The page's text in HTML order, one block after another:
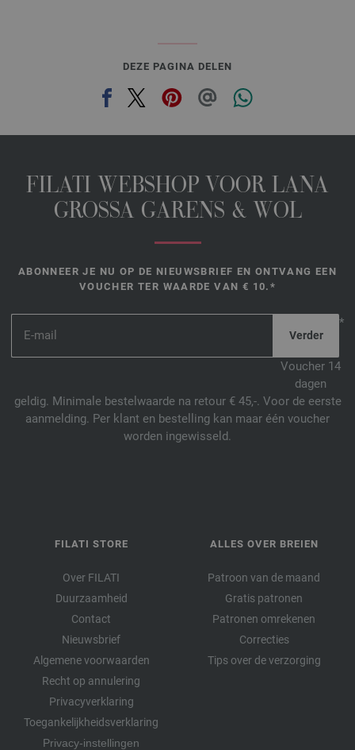
DEZE PAGINA DELEN
FILATI WEBSHOP VOOR LANA
GROSSA GARENS & WOL
ABONNEER JE NU OP DE NIEUWSBRIEF EN ONTVANG EEN
VOUCHER TER WAARDE VAN € 10.*
*
Voucher 14
dagen
geldig. Minimale bestelwaarde na retour € 45,-. Voor de eerste
aanmelding. Per klant en bestelling kan maar één voucher
worden ingewisseld.
FILATI STORE
Over FILATI
Duurzaamheid
Contact
Nieuwsbrief
Algemene voorwaarden
Recht op annulering
Privacyverklaring
Toegankelijkheidsverklaring
Privacy-instellingen
ALLES OVER BREIEN
Patroon van de maand
Gratis patronen
Patronen omrekenen
Correcties
Tips over de verzorging